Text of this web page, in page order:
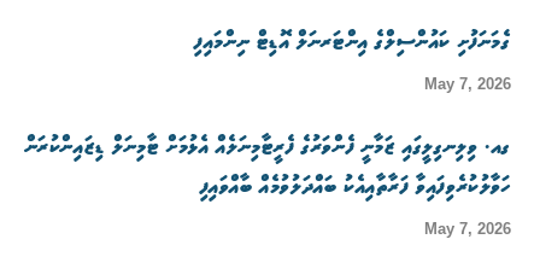
ގެމަނަފުށި ކައުންސިލްގެ އިންޓަރނަލް އޮޑިޓް ނިންމައިފި
May 7, 2026
ގއ. ވިލިނގިލީގައި ޒަމާނީ ފެންވަރުގެ ފެރީޓާމިނަލެއް އެޅުމަށް ޓާމިނަލް ޑިޒައިންކުރަން
ހަވާލުކުރެވިފައިވާ ފަރާތާއިއެކު ބައްދަލުވުމެއް ބާއްވައިފި
May 7, 2026